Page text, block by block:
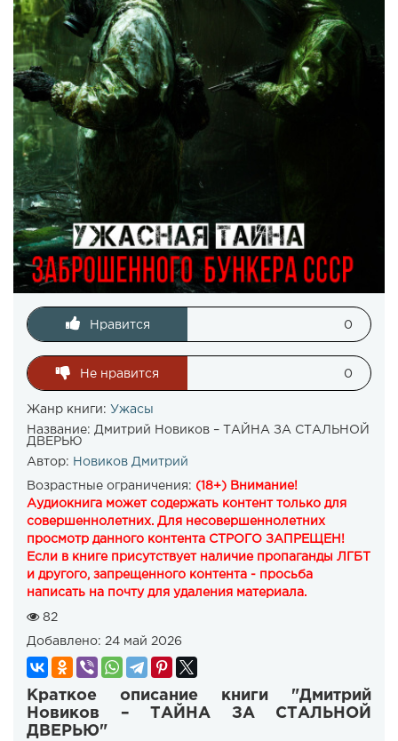
Нравится 0
Не нравится 0
Жанр книги: Ужасы
Название: Дмитрий Новиков – ТАЙНА ЗА СТАЛЬНОЙ
ДВЕРЬЮ
Автор: Новиков Дмитрий
Возрастные ограничения: (18+) Внимание!
Аудиокнига может содержать контент только для
совершеннолетних. Для несовершеннолетних
просмотр данного контента СТРОГО ЗАПРЕЩЕН!
Если в книге присутствует наличие пропаганды ЛГБТ
и другого, запрещенного контента - просьба
написать на почту для удаления материала.
82
Добавлено: 24 май 2026
Краткое описание книги "Дмитрий
Новиков – ТАЙНА ЗА СТАЛЬНОЙ
ДВЕРЬЮ"